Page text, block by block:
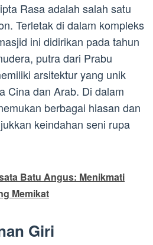
Rasa adalah salah satu
Terletak di dalam kompleks
ini didirikan pada tahun
putra dari Prabu
arsitektur yang unik
Cina dan Arab. Di dalam
berbagai hiasan dan
keindahan seni rupa
Batu Angus: Menikmati
Memikat
Giri